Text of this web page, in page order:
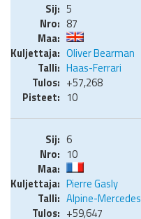
5
87
Oliver Bearman
Haas-Ferrari
+57,268
10
6
10
Pierre Gasly
Alpine-Mercedes
+59,647